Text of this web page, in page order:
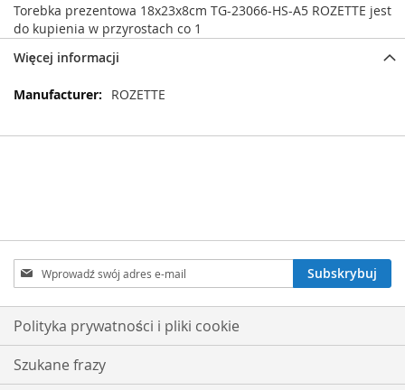
Torebka prezentowa 18x23x8cm TG-23066-HS-A5 ROZETTE jest
do kupienia w przyrostach co 1
Więcej informacji
Więcej
ROZETTE
Subskrybuj
nasz
newsletter:
Subskrybuj
Polityka prywatności i pliki cookie
Szukane frazy